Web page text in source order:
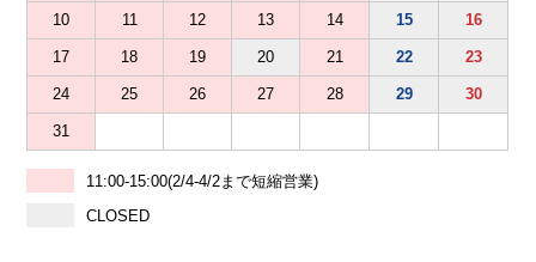
10 11 12 13 14 15 16
17 18 19 20 21 22 23
24 25 26 27 28 29 30
31
11:00-15:00(2/4-4/2まで短縮営業)
CLOSED